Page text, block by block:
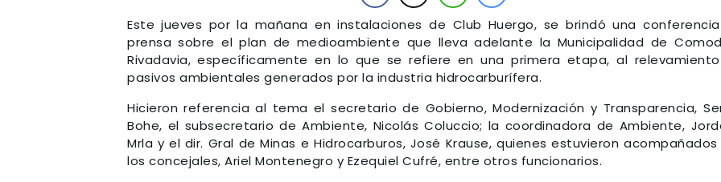
Este jueves por la mañana en instalaciones de Club Huergo, se brindó una
prensa sobre el plan de medioambiente que lleva adelante la Municipalidad de
Rivadavia, específicamente en lo que se refiere en una primera etapa, al
pasivos ambientales generados por la industria hidrocarburífera.
Hicieron referencia al tema el secretario de Gobierno, Modernización y Transparencia,
Bohe, el subsecretario de Ambiente, Nicolás Coluccio; la coordinadora de Ambiente,
Mrla y el dir. Gral de Minas e Hidrocarburos, José Krause, quienes estuvieron
los concejales, Ariel Montenegro y Ezequiel Cufré, entre otros funcionarios.